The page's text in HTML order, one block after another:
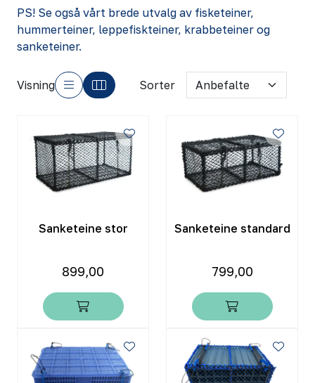
PS! Se også vårt brede utvalg av fisketeiner,
hummerteiner, leppefiskteiner, krabbeteiner og
sanketeiner.
Visning Sorter
Sanketeine stor
899,00
Sanketeine standard
799,00